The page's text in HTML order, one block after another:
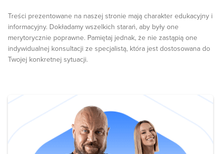
Treści prezentowane na naszej stronie mają charakter edukacyjny i
informacyjny. Dokładamy wszelkich starań, aby były one
merytorycznie poprawne. Pamiętaj jednak, że nie zastąpią one
indywidualnej konsultacji ze specjalistą, która jest dostosowana do
Twojej konkretnej sytuacji.